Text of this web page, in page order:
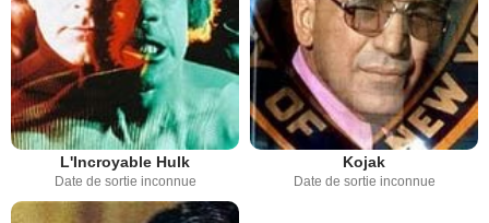
L'Incroyable Hulk
Date de sortie inconnue
Kojak
Date de sortie inconnue